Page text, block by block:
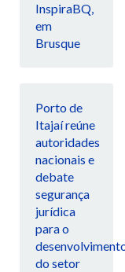
InspiraBQ,
em
Brusque
Porto de
Itajaí reúne
autoridades
nacionais e
debate
segurança
jurídica
para o
do setor